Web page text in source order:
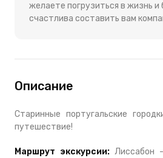
желаете погрузиться в жизнь
счастлива составить вам
Описание
Старинные португальские
путешествие!
Маршрут экскурсии:Лиссабон